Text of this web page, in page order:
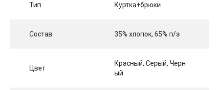
Тип Куртка+брюки
Состав 35% хлопок, 65% п/э
Цвет
Красный, Серый, Черн
ый